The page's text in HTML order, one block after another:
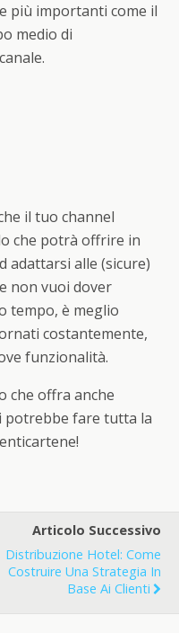
più importanti come il
medio di
il tuo channel
che potrà offrire in
adattarsi alle (sicure)
non vuoi dover
tempo, è meglio
costantemente,
funzionalità.
che offra anche
potrebbe fare tutta la
Articolo Successivo
Distribuzione Hotel: Come
Costruire Una Strategia In
Base Ai Clienti